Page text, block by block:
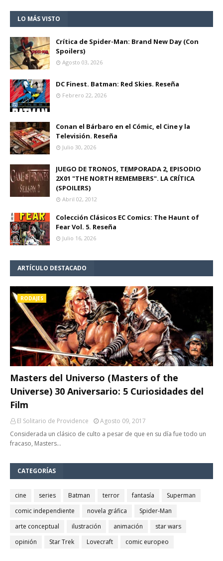
LO MÁS VISTO
Crítica de Spider-Man: Brand New Day (Con
Spoilers)
Agosto 03, 2026
DC Finest. Batman: Red Skies. Reseña
Febrero 22, 2026
Conan el Bárbaro en el Cómic, el Cine y la
Televisión. Reseña
Julio 30, 2026
JUEGO DE TRONOS, TEMPORADA 2, EPISODIO
2X01 "THE NORTH REMEMBERS". LA CRÍTICA
(SPOILERS)
Abril 02, 2012
Colección Clásicos EC Comics: The Haunt of
Fear Vol. 5. Reseña
Julio 16, 2026
ARTÍCULO DESTACADO
RODAJES
Masters del Universo (Masters of the
Universe) 30 Aniversario: 5 Curiosidades del
Film
El Solitario de Providence
Agosto 09, 2017
Considerada un clásico de culto a pesar de que en su día fue todo un
fracaso, Masters…
CATEGORÍAS
cine series Batman terror fantasía
Superman
comic independiente
novela gráfica
Spider-Man
arte conceptual
ilustración animación
star wars
opinión
Star Trek Lovecraft comic europeo